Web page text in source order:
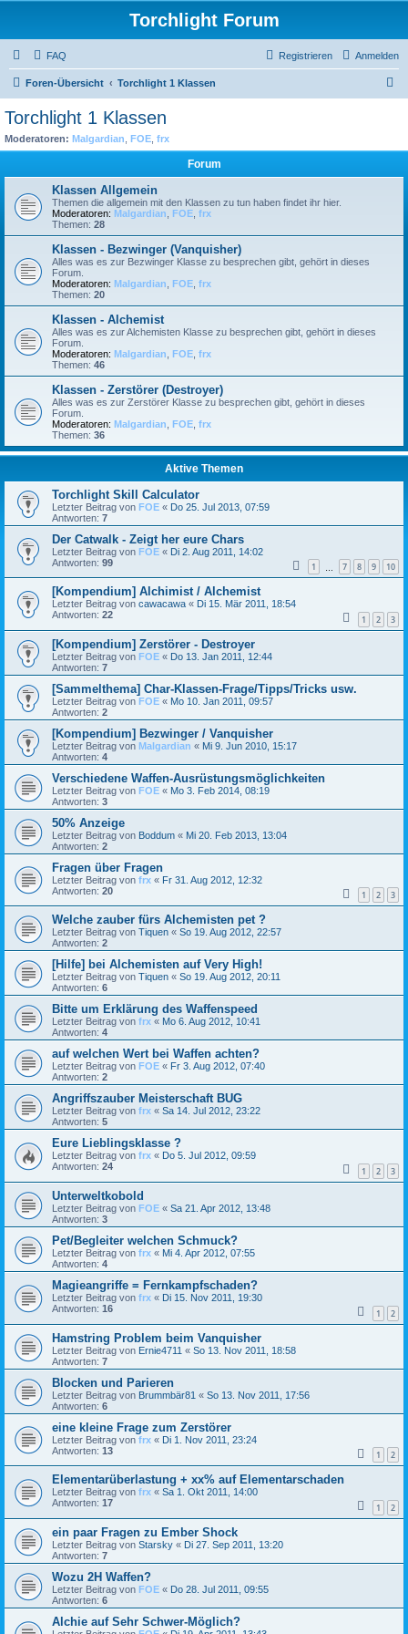
Torchlight Forum
FAQ Anmelden
Registrieren
Foren-Übersicht Torchlight 1 Klassen
Torchlight 1 Klassen
Moderatoren: Malgardian FOE frx
Forum
Klassen Allgemein
Themen die allgemein mit den Klassen zu tun haben findet ihr hier.
Moderatoren: Malgardian FOE frx
Themen: 28
Klassen - Bezwinger (Vanquisher)
Alles was es zur Bezwinger Klasse zu besprechen gibt, gehört in dieses
Forum.
Moderatoren: Malgardian FOE frx
Themen: 20
Klassen - Alchemist
Alles was es zur Alchemisten Klasse zu besprechen gibt, gehört in dieses
Forum.
Moderatoren: Malgardian FOE frx
Themen: 46
Klassen - Zerstörer (Destroyer)
Alles was es zur Zerstörer Klasse zu besprechen gibt, gehört in dieses
Forum.
Moderatoren: Malgardian FOE frx
Themen: 36
Aktive Themen
Torchlight Skill Calculator
Letzter Beitrag von FOE « Do 25. Jul 2013, 07:59
Antworten: 7
Der Catwalk - Zeigt her eure Chars
Letzter Beitrag von FOE « Di 2. Aug 2011, 14:02
Antworten: 99 1 7 8 9 10
[Kompendium] Alchimist / Alchemist
Letzter Beitrag von cawacawa « Di 15. Mär 2011, 18:54
Antworten: 22 1 2 3
[Kompendium] Zerstörer - Destroyer
Letzter Beitrag von FOE « Do 13. Jan 2011, 12:44
Antworten: 7
[Sammelthema] Char-Klassen-Frage/Tipps/Tricks usw.
Letzter Beitrag von FOE « Mo 10. Jan 2011, 09:57
Antworten: 2
[Kompendium] Bezwinger / Vanquisher
Letzter Beitrag von Malgardian « Mi 9. Jun 2010, 15:17
Antworten: 4
Verschiedene Waffen-Ausrüstungsmöglichkeiten
Letzter Beitrag von FOE « Mo 3. Feb 2014, 08:19
Antworten: 3
50% Anzeige
Letzter Beitrag von Boddum « Mi 20. Feb 2013, 13:04
Antworten: 2
Fragen über Fragen
Letzter Beitrag von frx « Fr 31. Aug 2012, 12:32
Antworten: 20 1 2 3
Welche zauber fürs Alchemisten pet ?
Letzter Beitrag von Tiquen « So 19. Aug 2012, 22:57
Antworten: 2
[Hilfe] bei Alchemisten auf Very High!
Letzter Beitrag von Tiquen « So 19. Aug 2012, 20:11
Antworten: 6
Bitte um Erklärung des Waffenspeed
Letzter Beitrag von frx « Mo 6. Aug 2012, 10:41
Antworten: 4
auf welchen Wert bei Waffen achten?
Letzter Beitrag von FOE « Fr 3. Aug 2012, 07:40
Antworten: 2
Angriffszauber Meisterschaft BUG
Letzter Beitrag von frx « Sa 14. Jul 2012, 23:22
Antworten: 5
Eure Lieblingsklasse ?
Letzter Beitrag von frx « Do 5. Jul 2012, 09:59
Antworten: 24 1 2 3
Unterweltkobold
Letzter Beitrag von FOE « Sa 21. Apr 2012, 13:48
Antworten: 3
Pet/Begleiter welchen Schmuck?
Letzter Beitrag von frx « Mi 4. Apr 2012, 07:55
Antworten: 4
Magieangriffe = Fernkampfschaden?
Letzter Beitrag von frx « Di 15. Nov 2011, 19:30
Antworten: 16 1 2
Hamstring Problem beim Vanquisher
Letzter Beitrag von Ernie4711 « So 13. Nov 2011, 18:58
Antworten: 7
Blocken und Parieren
Letzter Beitrag von Brummbär81 « So 13. Nov 2011, 17:56
Antworten: 6
eine kleine Frage zum Zerstörer
Letzter Beitrag von frx « Di 1. Nov 2011, 23:24
Antworten: 13 1 2
Elementarüberlastung + xx% auf Elementarschaden
Letzter Beitrag von frx « Sa 1. Okt 2011, 14:00
Antworten: 17 1 2
ein paar Fragen zu Ember Shock
Letzter Beitrag von Starsky « Di 27. Sep 2011, 13:20
Antworten: 7
Wozu 2H Waffen?
Letzter Beitrag von FOE « Do 28. Jul 2011, 09:55
Antworten: 6
Alchie auf Sehr Schwer-Möglich?